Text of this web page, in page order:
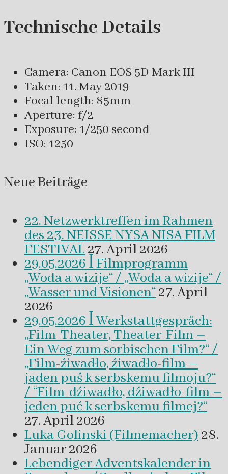
Technische Details
Camera: Canon EOS 5D Mark III
Taken: 11. May 2019
Focal length: 85mm
Aperture: f/2
Exposure: 1/250 second
ISO: 1250
Neue Beiträge
22. Netzwerktreffen im Rahmen
des 23. NEISSE NYSA NISA FILM
FESTIVAL 27. April 2026
29.05.2026 ꟾ Filmprogramm
„Woda a wizije“ / „Woda a wizije“ /
„Wasser und Visionen“27. April
2026
29.05.2026 ꟾ Werkstattgespräch:
„Film-Theater, Theater-Film –
Ein Weg zum sorbischen Film?“ /
„Film-źiwadło, źiwadło-film –
jaden puś k serbskemu filmoju?“
/ “Film-dźiwadło, dźiwadło-film –
jeden puć k serbskemu filmej?“
27. April 2026
Luka Golinski (Filmemacher) 28.
Januar 2026
Lebendiger Adventskalender in